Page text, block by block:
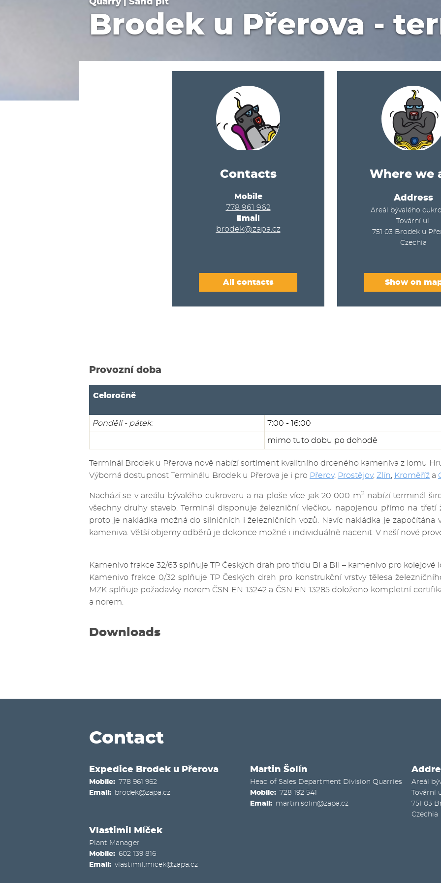
Quarry | Sand pit
Brodek u Přerova -
Contacts
Mobile
778 961 962
Email
brodek@zapa.cz
All contacts
Where we
Address
Areál bývalého
Tovární ul.
751 03 Brodek u
Czechia
Show on
Provozní doba
Celoročně
Pondělí - pátek: 7:00 - 16:00
mimo tuto dobu po dohodě
Terminál Brodek u Přerova nově nabízí sortiment kvalitního drceného kameniva z lomu
Výborná dostupnost Terminálu Brodek u Přerova je i pro Přerov, Prostějov, Zlín, Kroměříž a
Nachází se v areálu bývalého cukrovaru a na ploše více jak 20 000 m2nabízí terminál
všechny druhy staveb. Terminál disponuje železniční vlečkou napojenou přímo na třetí
proto je nakládka možná do silničních i železničních vozů. Navíc nakládka je započítána
kameniva. Větší objemy odběrů je dokonce možné i individuálně nacenit. V naší nové
Kamenivo frakce 32/63 splňuje TP Českých drah pro třídu BI a BII – kamenivo pro
Kamenivo frakce 0/32 splňuje TP Českých drah pro konstrukční vrstvy tělesa
MZK splňuje požadavky norem ČSN EN 13242 a ČSN EN 13285 doloženo kompletní
a norem.
Downloads
Contact
Expedice Brodek u Přerova
Mobile
778 961 962
Email
brodek@zapa.cz
Martin Šolín
Head of Sales Department Division Quarries
Mobile
728 192 541
Email
martin.solin@zapa.cz
Vlastimil Míček
Plant Manager
Mobile
602 139 816
Email
vlastimil.micek@zapa.cz
Areál
Tovární
751 03
Czechia